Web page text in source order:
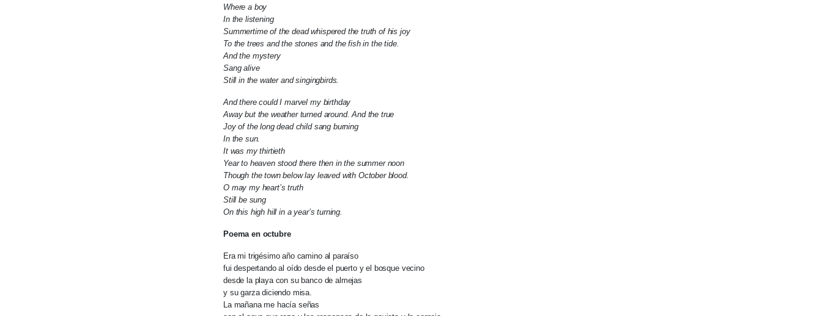
Where a boy
In the listening
Summertime of the dead whispered the truth of his joy
To the trees and the stones and the fish in the tide.
And the mystery
Sang alive
Still in the water and singingbirds.
And there could I marvel my birthday
Away but the weather turned around. And the true
Joy of the long dead child sang burning
In the sun.
It was my thirtieth
Year to heaven stood there then in the summer noon
Though the town below lay leaved with October blood.
O may my heart’s truth
Still be sung
On this high hill in a year’s turning.
Poema en octubre
Era mi trigésimo año camino al paraíso
fui despertando al oído desde el puerto y el bosque vecino
desde la playa con su banco de almejas
y su garza diciendo misa.
La mañana me hacía señas